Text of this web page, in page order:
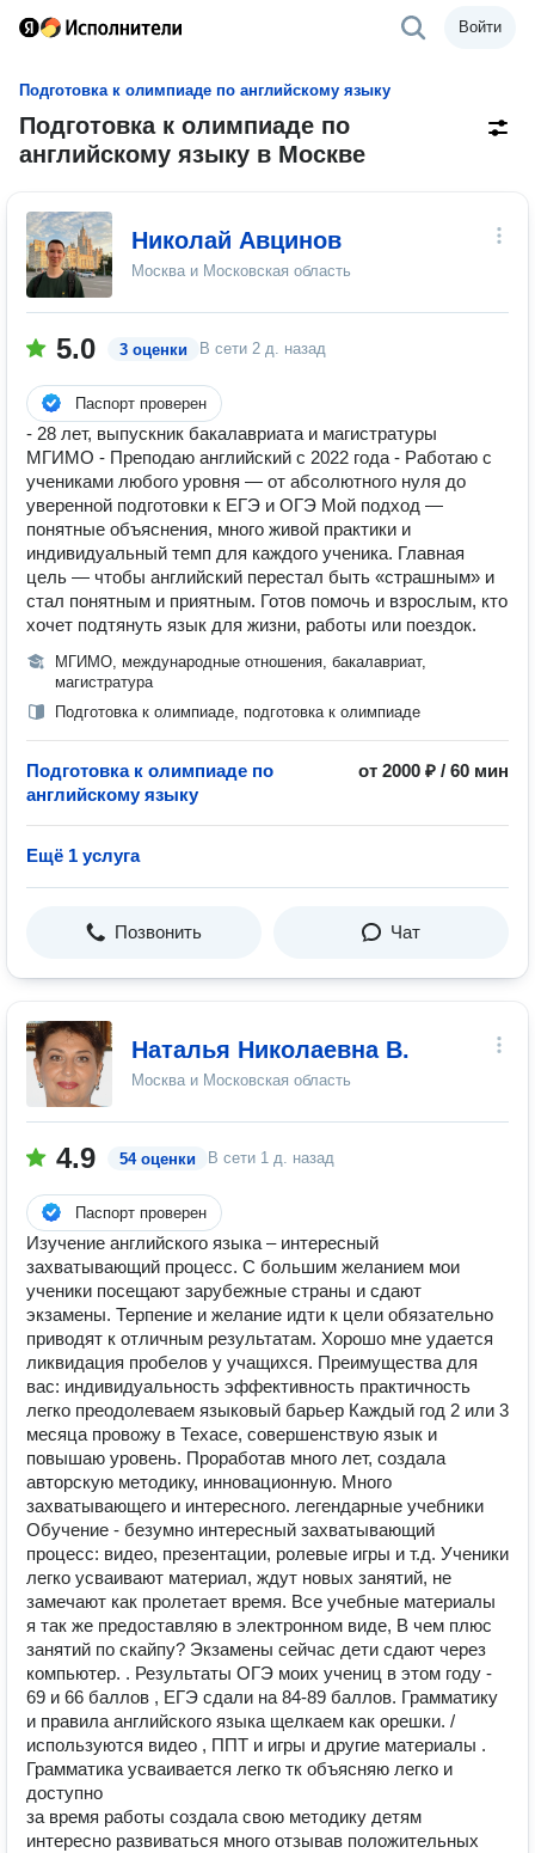
Войти
Подготовка к олимпиаде по английскому языку
Подготовка к олимпиаде по
английскому языку в Москве
Николай Авцинов
Москва и Московская область
5.0 3 оценки В сети 2 д. назад
Паспорт проверен
- 28 лет, выпускник бакалавриата и магистратуры
МГИМО - Преподаю английский с 2022 года - Работаю с
учениками любого уровня — от абсолютного нуля до
уверенной подготовки к ЕГЭ и ОГЭ Мой подход —
понятные объяснения, много живой практики и
индивидуальный темп для каждого ученика. Главная
цель — чтобы английский перестал быть «страшным» и
стал понятным и приятным. Готов помочь и взрослым, кто
хочет подтянуть язык для жизни, работы или поездок.
МГИМО, международные отношения, бакалавриат,
магистратура
Подготовка к олимпиаде, подготовка к олимпиаде
Подготовка к олимпиаде по
английскому языку
от 2000 ₽ / 60 мин
Ещё 1 услуга
Позвонить Чат
Наталья Николаевна В.
Москва и Московская область
4.9 54 оценки В сети 1 д. назад
Паспорт проверен
Изучение английского языка – интересный
захватывающий процесс. С большим желанием мои
ученики посещают зарубежные страны и сдают
экзамены. Терпение и желание идти к цели обязательно
приводят к отличным результатам. Хорошо мне удается
ликвидация пробелов у учащихся. Преимущества для
вас: индивидуальность эффективность практичность
легко преодолеваем языковый барьер Каждый год 2 или 3
месяца провожу в Техасе, совершенствую язык и
повышаю уровень. Проработав много лет, создала
авторскую методику, инновационную. Много
захватывающего и интересного. легендарные учебники
Обучение - безумно интересный захватывающий
процесс: видео, презентации, ролевые игры и т.д. Ученики
легко усваивают материал, ждут новых занятий, не
замечают как пролетает время. Все учебные материалы
я так же предоставляю в электронном виде, В чем плюс
занятий по скайпу? Экзамены сейчас дети сдают через
компьютер. . Результаты ОГЭ моих учениц в этом году -
69 и 66 баллов , ЕГЭ сдали на 84-89 баллов. Грамматику
и правила английского языка щелкаем как орешки. /
используются видео , ППТ и игры и другие материалы .
Грамматика усваивается легко тк объясняю легко и
доступно
за время работы создала свою методику детям
интересно развиваться много отзывав положительных